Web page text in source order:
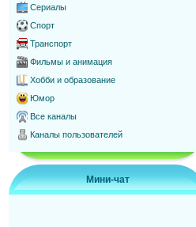
Сериалы
Спорт
Транспорт
Фильмы и анимация
Хобби и образование
Юмор
Все каналы
Каналы пользователей
Мини-чат